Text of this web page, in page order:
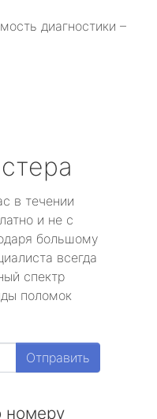
диагностики –
в течении
и не с
большому
всегда
спектр
поломок
Отправить
номеру